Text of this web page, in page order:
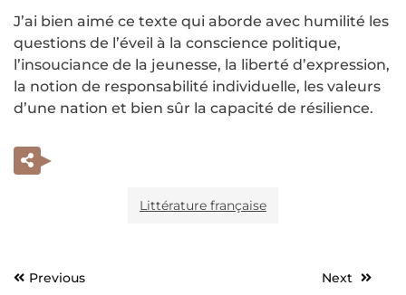
J’ai bien aimé ce texte qui aborde avec humilité les
questions de l’éveil à la conscience politique,
l’insouciance de la jeunesse, la liberté d’expression,
la notion de responsabilité individuelle, les valeurs
d’une nation et bien sûr la capacité de résilience.
Littérature française
Navigation
Previous Next